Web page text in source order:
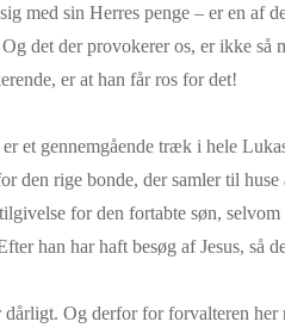
med sin Herres penge – er en
det der provokerer os, er ikke
er at han får ros for det!
et gennemgående træk i hele
den rige bonde, der samler til
for den fortabte søn,
han har haft besøg af Jesus, så
Og derfor for forvalteren